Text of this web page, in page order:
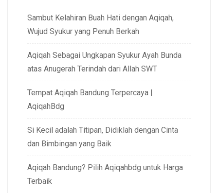
Sambut Kelahiran Buah Hati dengan Aqiqah,
Wujud Syukur yang Penuh Berkah
Aqiqah Sebagai Ungkapan Syukur Ayah Bunda
atas Anugerah Terindah dari Allah SWT
Tempat Aqiqah Bandung Terpercaya |
AqiqahBdg
Si Kecil adalah Titipan, Didiklah dengan Cinta
dan Bimbingan yang Baik
Aqiqah Bandung? Pilih Aqiqahbdg untuk Harga
Terbaik